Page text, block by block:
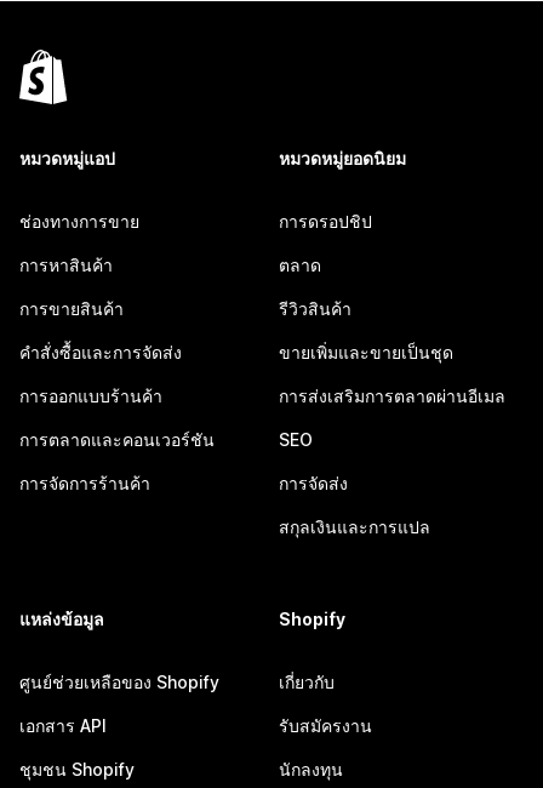
หมวดหมู่แอป
ช่องทางการขาย
การหาสินค้า
การขายสินค้า
คำสั่งซื้อและการจัดส่ง
การออกแบบร้านค้า
การตลาดและคอนเวอร์ชัน
การจัดการร้านค้า
หมวดหมู่ยอดนิยม
การดรอปชิป
ตลาด
รีวิวสินค้า
ขายเพิ่มและขายเป็นชุด
การส่งเสริมการตลาดผ่านอีเมล
SEO
การจัดส่ง
สกุลเงินและการแปล
แหล่งข้อมูล
ศูนย์ช่วยเหลือของ Shopify
เอกสาร API
ชุมชน Shopify
Shopify
เกี่ยวกับ
รับสมัครงาน
นักลงทุน